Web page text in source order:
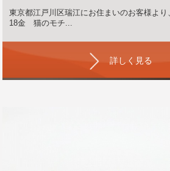
東京都江戸川区瑞江にお住まいのお客様より
18金 猫のモチ...
詳しく見る